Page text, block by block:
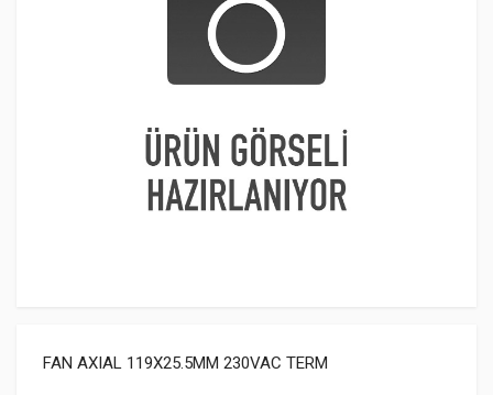
FAN AXIAL 119X25.5MM 230VAC TERM